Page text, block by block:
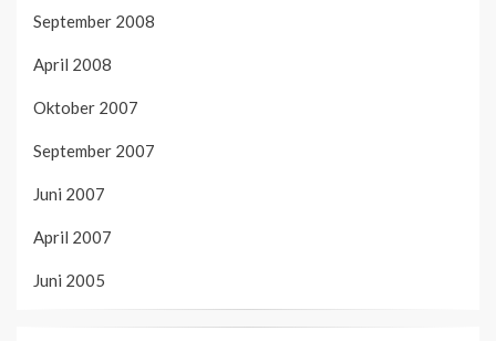
September 2008
April 2008
Oktober 2007
September 2007
Juni 2007
April 2007
Juni 2005